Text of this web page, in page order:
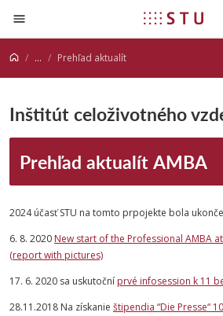
Prejsť na obsah
... Prehľad aktualít
Inštitút celoživotného
Prehľad aktualít AMBA
2024 účasť STU na tomto prpojekte bola
6. 8. 2020 New start of the Professional AMBA
(report with pictures)
17. 6. 2020 sa uskutoční prvé infosession k 11
28.11.2018 Na získanie štipendia “Die Presse“